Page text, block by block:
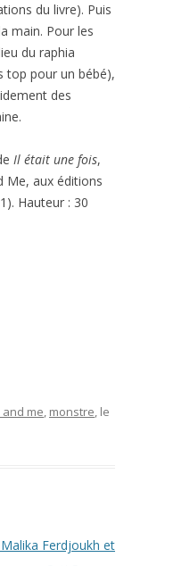
du livre). Puis
main. Pour les
du raphia
top pour un bébé),
des
Il était une fois,
Me, aux éditions
Hauteur : 30
and me, monstre, le
Ferdjoukh et